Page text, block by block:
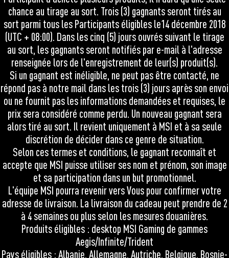
chance au tirage au sort. Trois (3) gagnants seront tirés au
sort parmi tous les Participants éligibles le14 décembre 2018
(UTC + 08:00). Dans les cinq (5) jours ouvrés suivant le tirage
au sort, les gagnants seront notifiés par e-mail à l'adresse
renseignée lors de l'enregistrement de leur(s) produit(s).
Si un gagnant est inéligible, ne peut pas être contacté, ne
répond pas à notre mail dans les trois (3) jours après son envoi
ou ne fournit pas les informations demandées et requises, le
prix sera considéré comme perdu. Un nouveau gagnant sera
alors tiré au sort. Il revient uniquement à MSI et à sa seule
discrétion de décider dans ce genre de situation.
Selon ces termes et conditions, le gagnant reconnaît et
accepte que MSI puisse utiliser ses nom et prénom, son image
et sa participation dans un but promotionnel.
L'équipe MSI pourra revenir vers Vous pour confirmer votre
adresse de livraison. La livraison du cadeau peut prendre de 2
à 4 semaines ou plus selon les mesures douanières.
Produits éligibles : desktop MSI Gaming de gammes
Aegis/Infinite/Trident
Pays éligibles : Albanie, Allemagne, Autriche, Belgique, Bosnie-